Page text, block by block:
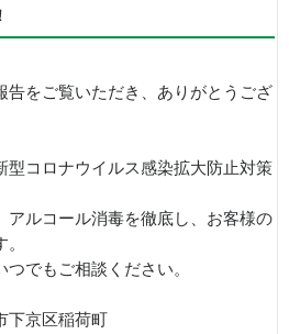
告をご覧いただき、ありがとうござ
型コロナウイルス感染拡大防止対策
アルコール消毒を徹底し、お客様の
でもご相談ください。
下京区稲荷町